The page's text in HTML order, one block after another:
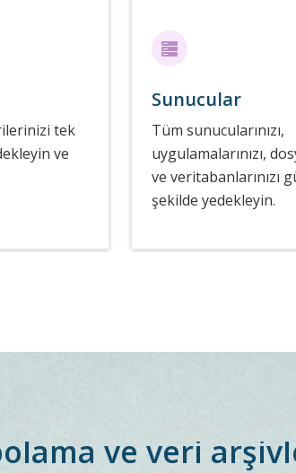
tek
ve
Sunucular
Tüm sunucularınızı,
uygulamalarınızı,
ve veritabanlarınızı
şekilde yedekleyin.
ve veri